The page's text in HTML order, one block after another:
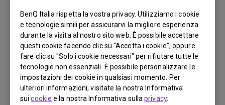
BenQ Italia rispetta la vostra privacy. Utilizziamo i cookie
e tecnologie simili per assicurarvi la migliore esperienza
durante la visita al nostro sito web. È possibile accettare
questi cookie facendo clic su "Accetta i cookie", oppure
fare clic su "Solo i cookie necessari" per rifiutare tutte le
tecnologie non essenziali. È possibile personalizzare le
impostazioni dei cookie in qualsiasi momento. Per
ulteriori informazioni, visitate la nostra Informativa
suicookie e la nostra Informativa sullaprivacy.
automaticamente il segnale d'ingresso?
Ho acquistato un monitor BenQ e ho
cercato di collegarlo al mio notebook con
un cavo HDMI, ma continuo ad avere il
messaggio "No Cable Connected" sul
monitor. Come posso risolvere questo